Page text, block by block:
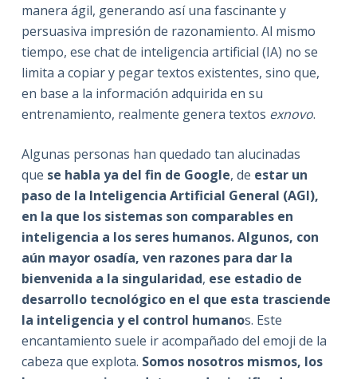
manera ágil, generando así una fascinante y
persuasiva impresión de razonamiento. Al mismo
tiempo, ese chat de inteligencia artificial (IA) no se
limita a copiar y pegar textos existentes, sino que,
en base a la información adquirida en su
entrenamiento, realmente genera textos exnovo.
Algunas personas han quedado tan alucinadas
que se habla ya del fin de Google, de estar un
paso de la Inteligencia Artificial General (AGI),
en la que los sistemas son comparables en
inteligencia a los seres humanos. Algunos, con
aún mayor osadía, ven razones para dar la
bienvenida a la singularidad, ese estadio de
desarrollo tecnológico en el que esta trasciende
la inteligencia y el control humanos. Este
encantamiento suele ir acompañado del emoji de la
cabeza que explota. Somos nosotros mismos, los